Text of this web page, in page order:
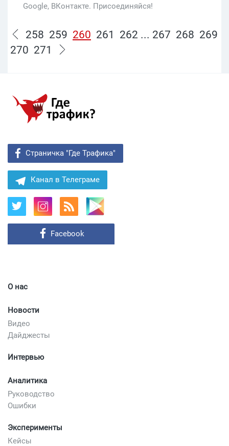
Google, ВКонтакте. Присоединяйся!
258 259 260 261 262 ... 267 268 269
270 271
Страничка "Где Трафика"
Канал в Телеграме
О нас
Новости
Видео
Дайджесты
Интервью
Аналитика
Руководство
Ошибки
Эксперименты
Кейсы
Facebook